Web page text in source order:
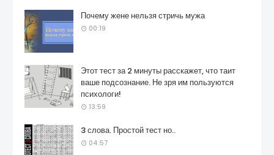
Почему жене нельзя стричь мужа
00:19
Этот тест за 2 минуты расскажет, что таит
ваше подсознание. Не зря им пользуются
психологи!
13:59
3 слова. Простой тест но..
04:57